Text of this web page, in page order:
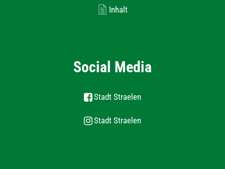
Inhalt
Social Media
Stadt Straelen
Stadt Straelen